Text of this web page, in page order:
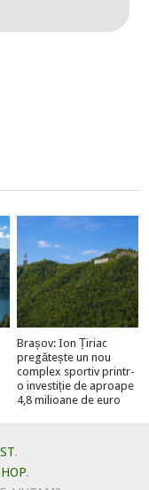
Brașov: Ion Țiriac
pregătește un nou
complex sportiv printr-
o investiție de aproape
4,8 milioane de euro
.
.